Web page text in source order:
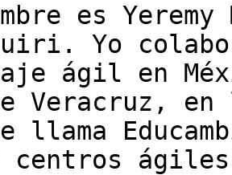
es Yeremy
Yo
ágil en
Veracruz,
llama
centros